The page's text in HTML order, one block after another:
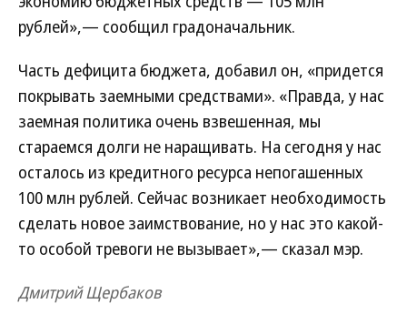
рублей»,— сообщил градоначальник.
Часть дефицита бюджета, добавил он, «придется
покрывать заемными средствами». «Правда, у нас
заемная политика очень взвешенная, мы
стараемся долги не наращивать. На сегодня у нас
осталось из кредитного ресурса непогашенных
100 млн рублей. Сейчас возникает необходимость
сделать новое заимствование, но у нас это какой-
то особой тревоги не вызывает»,— сказал мэр.
Дмитрий Щербаков